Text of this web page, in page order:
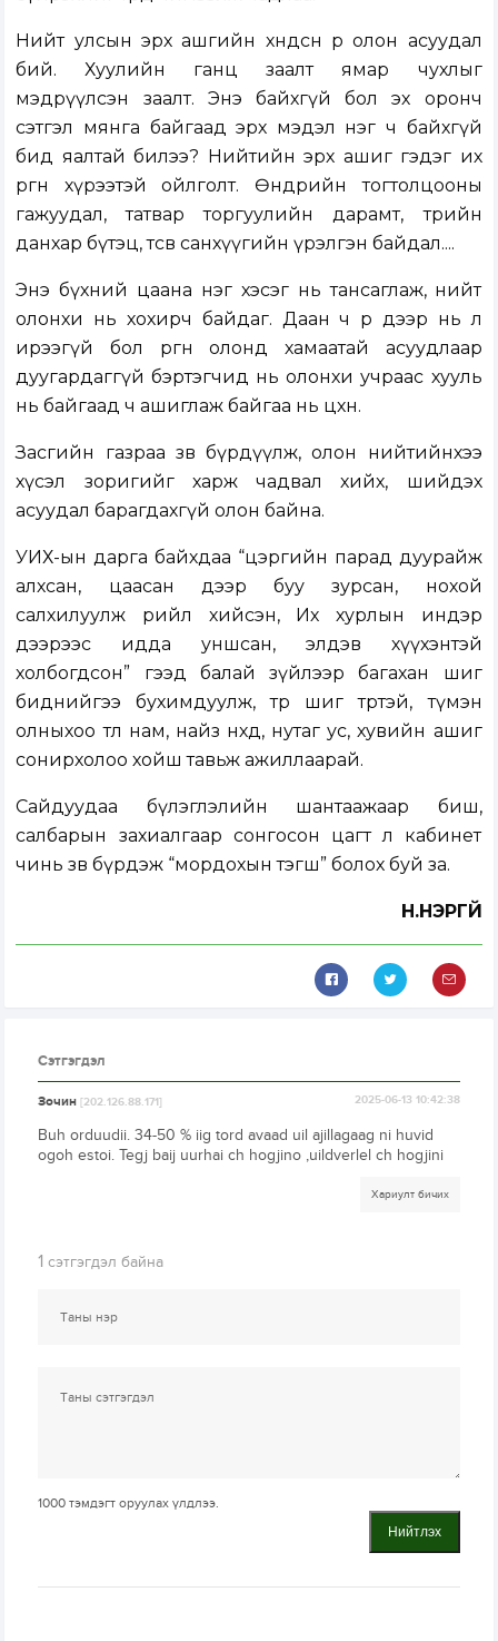
Нийт улсын эрх ашгийн хөндсөн өөр олон асуудал
бий. Хуулийн ганц заалт ямар чухлыг
мэдрүүлсэн заалт. Энэ байхгүй бол эх оронч
сэтгэл мянга байгаад эрх мэдэл нэг ч байхгүй
бид яалтай билээ? Нийтийн эрх ашиг гэдэг их
өргөн хүрээтэй ойлголт. Өнөөдрийн тогтолцооны
гажуудал, татвар торгуулийн дарамт, төрийн
данхар бүтэц, төсөв санхүүгийн үрэлгэн байдал....
Энэ бүхний цаана нэг хэсэг нь тансаглаж, нийт
олонхи нь хохирч байдаг. Даан ч өөр дээр нь л
ирээгүй бол өргөн олонд хамаатай асуудлаар
дуугардаггүй бэртэгчид нь олонхи учраас хууль
нь байгаад ч ашиглаж байгаа нь цөөхөн.
Засгийн газраа зөв бүрдүүлж, олон нийтийнхээ
хүсэл зоригийг харж чадвал хийх, шийдэх
асуудал барагдахгүй олон байна.
УИХ-ын дарга байхдаа “цэргийн парад дуурайж
алхсан, цаасан дээр буу зурсан, нохой
салхилуулж рийл хийсэн, Их хурлын индэр
дээрээс идда уншсан, элдэв хүүхэнтэй
холбогдсон” гээд балай зүйлээр багахан шиг
биднийгээ бухимдуулж, төр шиг төртэй, түмэн
олныхоо төлөө нам, найз нөхөд, нутаг ус, хувийн ашиг
сонирхолоо хойш тавьж ажиллаарай.
Сайдуудаа бүлэглэлийн шантаажаар биш,
салбарын захиалгаар сонгосон цагт л кабинет
чинь зөв бүрдэж “мордохын тэгш” болох буй за.
Н.НЭРГҮЙ
Сэтгэгдэл
Зочин[202.126.88.171] 2025-06-13 10:42:38
Buh orduudii. 34-50 % iig tord avaad uil ajillagaag ni huvid
ogoh estoi. Tegj baij uurhai ch hogjino ,uildverlel ch hogjini
Хариулт бичих
1 сэтгэгдэл байна
1000 тэмдэгт оруулах үлдлээ.
Нийтлэх